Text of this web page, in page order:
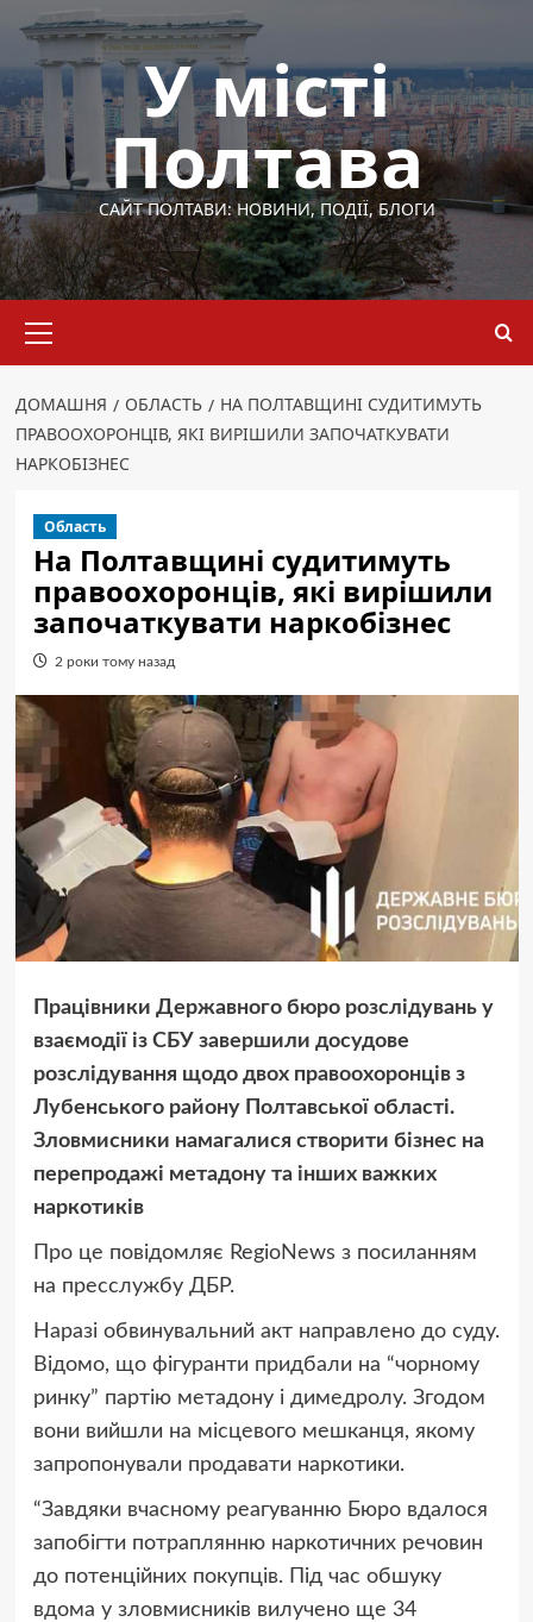
Перейти
вмісту
У місті
Полтава
САЙТ ПОЛТАВИ: НОВИНИ, ПОДІЇ, БЛОГИ
меню
ДОМАШНЯ ОБЛАСТЬ
НА ПОЛТАВЩИНІ СУДИТИМУТЬ
ПРАВООХОРОНЦІВ, ЯКІ ВИРІШИЛИ ЗАПОЧАТКУВАТИ
НАРКОБІЗНЕС
Область
На Полтавщині судитимуть
правоохоронців, які вирішили
започаткувати наркобізнес
2 роки тому назад
Працівники Державного бюро розслідувань у
взаємодії із СБУ завершили досудове
розслідування щодо двох правоохоронців з
Лубенського району Полтавської області.
Зловмисники намагалися створити бізнес на
перепродажі метадону та інших важких
наркотиків
Про це повідомляє RegioNews з посиланням
на пресслужбу ДБР.
Наразі обвинувальний акт направлено до суду.
Відомо, що фігуранти придбали на “чорному
ринку” партію метадону і димедролу. Згодом
вони вийшли на місцевого мешканця, якому
запропонували продавати наркотики.
“Завдяки вчасному реагуванню Бюро вдалося
запобігти потраплянню наркотичних речовин
до потенційних покупців. Під час обшуку
вдома у зловмисників вилучено ще 34